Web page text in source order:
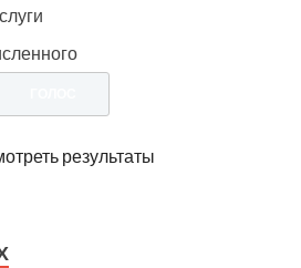
результаты